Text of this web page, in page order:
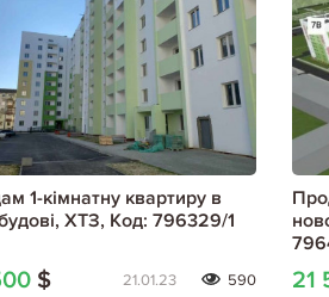
1-кімнатну квартиру в
ХТЗ, Код: 796329/1
$ 21.01.23 590 21